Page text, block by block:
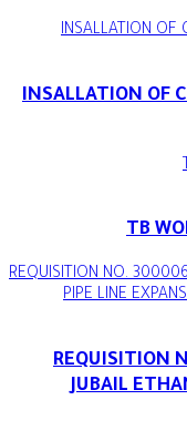
INSALLATION OF
TB
REQUISITION
JUBAIL